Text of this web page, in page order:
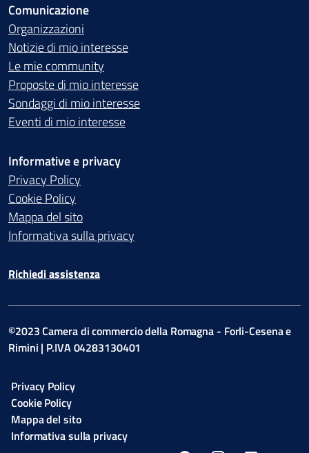
Comunicazione
Organizzazioni
Notizie di mio interesse
Le mie community
Proposte di mio interesse
Sondaggi di mio interesse
Eventi di mio interesse
Informative e privacy
Privacy Policy
Cookie Policy
Mappa del sito
Informativa sulla privacy
Richiedi assistenza
©2023 Camera di commercio della Romagna - Forli-Cesena e
Rimini | P.IVA 04283130401
Privacy Policy
Cookie Policy
Mappa del sito
Informativa sulla privacy